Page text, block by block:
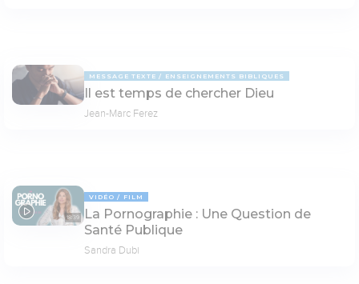
MESSAGE TEXTE ENSEIGNEMENTS BIBLIQUES
Il est temps de chercher Dieu
Jean-Marc Ferez
18:39
VIDÉO FILM
La Pornographie : Une Question de
Santé Publique
Sandra Dubi